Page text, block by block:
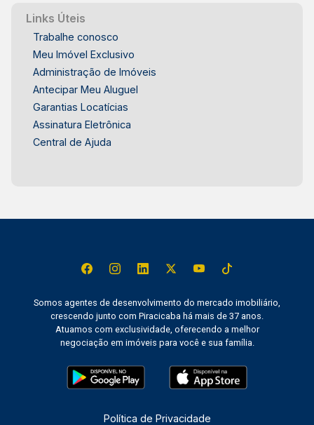
Links Úteis
Trabalhe conosco
Meu Imóvel Exclusivo
Administração de Imóveis
Antecipar Meu Aluguel
Garantias Locatícias
Assinatura Eletrônica
Central de Ajuda
Somos agentes de desenvolvimento do mercado imobiliário,
crescendo junto com Piracicaba há mais de 37 anos.
Atuamos com exclusividade, oferecendo a melhor
negociação em imóveis para você e sua família.
Política de Privacidade